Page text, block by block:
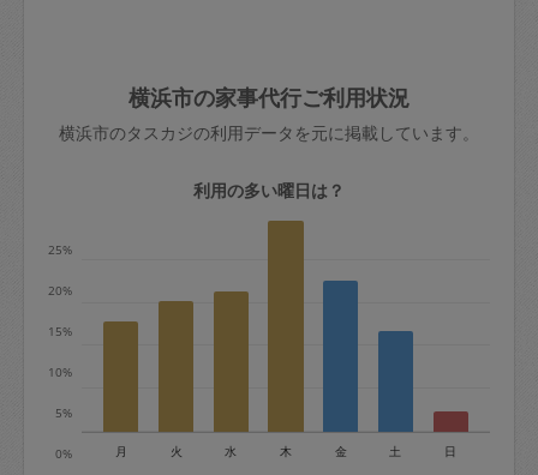
依頼者不在による当日キャンセル＝依頼
金額の100%＋交通費全額
※例：依頼日時／土曜日午前9時開始の場
水曜日9時〜金曜日9時まで＝依頼料金の
金曜日9時～土曜日8時まで＝依頼金額の
＋交通費全額
依頼者不在による当日キャンセル＝依頼
きた場合は損害保険の対象外となるので
ご注意ください。
玉、など
あわせてこちらも参照ください：初めて
はありますか？
横浜市の家事代行ご利用状況
横浜市のタスカジの利用データを元に掲載しています。
利用の多い曜日は？
0%
5%
10%
15%
20%
25%
月 火 水 木 金 土 日